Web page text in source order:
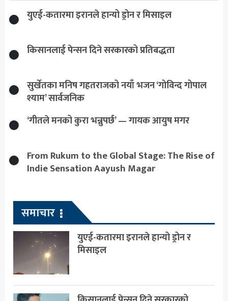
युएई-कतारमा इरानले हान्यो ड्रोन र मिसाइल
किसानलाई पेन्सन दिने सरकारको प्रतिबद्धता
सुर्खेतका मनिष गहतराजको नयाँ भजन ‘गोविन्द गोपाल
श्याम’ सार्वजनिक
‘गीतले मनको कुरा भन्नुपर्छ’ — गायक आयुष मगर
From Rukum to the Global Stage: The Rise of
Indie Sensation Aayush Magar
समाचार
युएई-कतारमा इरानले हान्यो ड्रोन र
मिसाइल